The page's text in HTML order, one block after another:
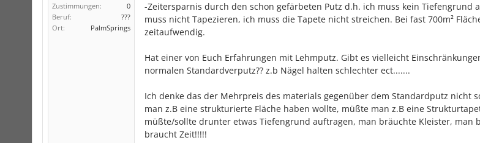
Zustimmungen:
0
Beruf:
???
Ort:
PalmSprings
-Zeitersparnis durch den schon gefärbeten Putz d.h. ich muss kein Tiefengrund
muss nicht Tapezieren, ich muss die Tapete nicht streichen. Bei fast 700m²
zeitaufwendig.
Hat einer von Euch Erfahrungen mit Lehmputz. Gibt es vielleicht
normalen Standardverputz?? z.b Nägel halten schlechter ect.......
Ich denke das der Mehrpreis des materials gegenüber dem Standardputz nicht
man z.B eine strukturierte Fläche haben wollte, müßte man z.B eine
müßte/sollte drunter etwas Tiefengrund auftragen, man bräuchte Kleister, man
braucht Zeit!!!!!